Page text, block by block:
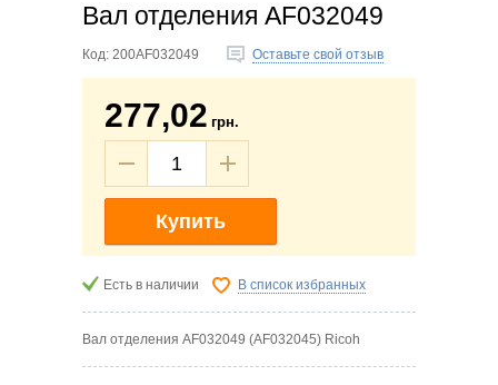
Вал отделения AF032049
Код: 200AF032049 Оставьте свой отзыв
277,02 грн.
Купить
Есть в наличии В список избранных
Вал отделения AF032049 (AF032045) Ricoh